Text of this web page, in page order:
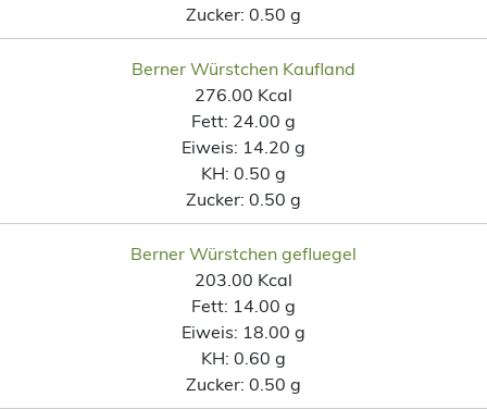
Zucker: 0.50 g
Berner Würstchen Kaufland
276.00 Kcal
Fett: 24.00 g
Eiweis: 14.20 g
KH: 0.50 g
Zucker: 0.50 g
Berner Würstchen gefluegel
203.00 Kcal
Fett: 14.00 g
Eiweis: 18.00 g
KH: 0.60 g
Zucker: 0.50 g